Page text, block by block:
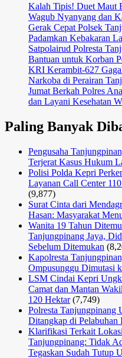
Kalah Tipis! Duet Maut
Wagub Nyanyang dan
Gerak Cepat Polsek
Padamkan Kebakaran
Satpolairud Polresta
Bantuan untuk Korban
KRI Kerambit-627
Narkoba di Perairan
Jumat Berkah Polres
dan Layani Kesehatan
Paling Banyak
Pengusaha
Terjerat Kasus Hukum
Polisi Polda Kepri
Layanan Call Center
(9,877)
Surat Cinta dari
Hasan: Masyarakat
Wanita 19 Tahun
Tanjungpinang Jaya,
Sebelum Ditemukan
Kapolresta
Ompusunggu Dimutasi
LSM Cindai Kepri
Camat dan Mantan
120 Hektar (7,749)
Polresta Tanjungpinang
Ditangkap di Pelabuhan
Klarifikasi Terkait
Tanjungpinang: Tidak
Tegaskan Sudah Tutup